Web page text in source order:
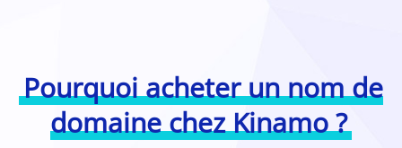
Pourquoi acheter un nom de
domaine chez Kinamo ?